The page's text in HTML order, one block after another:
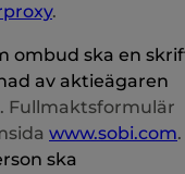
.
ombud ska en
av aktieägaren
Fullmaktsformulär
www.sobi.com.
ska